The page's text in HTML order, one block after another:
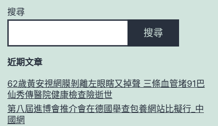
搜尋
搜尋
近期文章
62歲黃安視網膜剝離左眼瞎又掉聲 三條血管堵91巴
仙秀傳醫院健康檢查險逝世
第八屆進博會推介會在德國舉查包養網站比擬行_中
國網